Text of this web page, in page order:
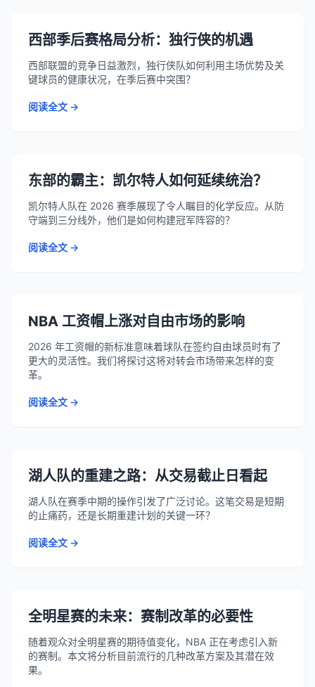
西部季后赛格局分析：独行侠的机遇
西部联盟的竞争日益激烈，独行侠队如何利用主场优势及关
键球员的健康状况，在季后赛中突围？
阅读全文 →
东部的霸主：凯尔特人如何延续统治？
凯尔特人队在 2026 赛季展现了令人瞩目的化学反应。从防
守端到三分线外，他们是如何构建冠军阵容的？
阅读全文 →
NBA 工资帽上涨对自由市场的影响
2026 年工资帽的新标准意味着球队在签约自由球员时有了
更大的灵活性。我们将探讨这将对转会市场带来怎样的变
革。
阅读全文 →
湖人队的重建之路：从交易截止日看起
湖人队在赛季中期的操作引发了广泛讨论。这笔交易是短期
的止痛药，还是长期重建计划的关键一环？
阅读全文 →
全明星赛的未来：赛制改革的必要性
随着观众对全明星赛的期待值变化，NBA 正在考虑引入新
的赛制。本文将分析目前流行的几种改革方案及其潜在效
果。